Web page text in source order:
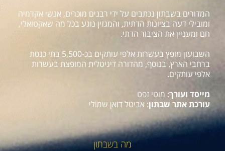
המדורים בשבתון נכתבים על ידי רבנים מוכרים, אנשי אקדמיה
ומובילי דעה בציונות הדתית, והמגזין נוגע בכל מה שאקטואלי,
חם ומעניין את הציבור הדתי.
השבועון מופץ בעשרות אלפי עותקים בכ-5,500 בתי כנסת
ברחבי הארץ. בנוסף, מהדורה דיגיטלית המופצת בעשרות
אלפי עותקים.
מייסד ועורך: מוטי זפט
עורכת אתר שבתון: אביטל דואן שמולי
מה בשבתון